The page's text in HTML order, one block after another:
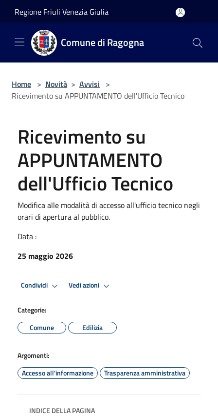
Regione Friuli Venezia Giulia
Comune di Ragogna
Home > Novità > Avvisi >
Ricevimento su APPUNTAMENTO dell'Ufficio Tecnico
Ricevimento su
APPUNTAMENTO
dell'Ufficio Tecnico
Modifica alle modalità di accesso all'ufficio tecnico negli
orari di apertura al pubblico.
Data :
25 maggio 2026
Condividi Vedi azioni
Categorie:
Comune
Edilizia
Argomenti:
Accesso all'informazione
Trasparenza amministrativa
INDICE DELLA PAGINA